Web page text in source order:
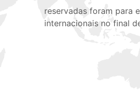
reservadas foram para
internacionais no final